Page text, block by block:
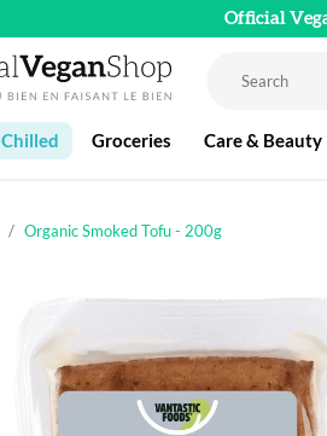
Official
Chilled Groceries Care & Beauty
Organic Smoked Tofu - 200g